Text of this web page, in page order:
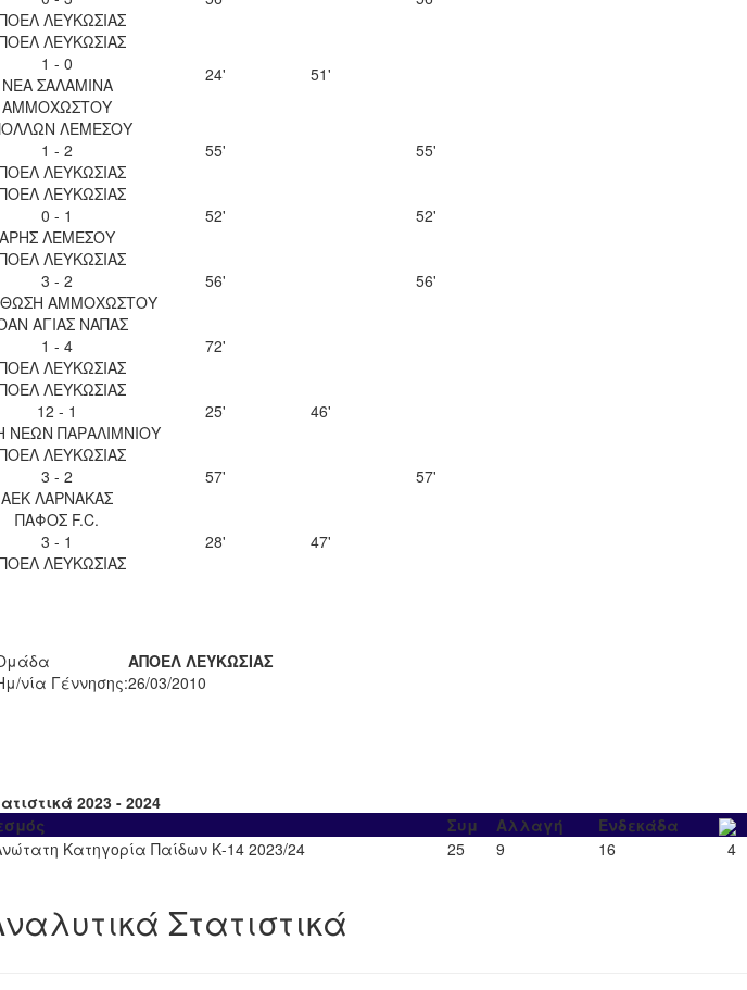
ΛΕΥΚΩΣΙΑΣ
ΛΕΥΚΩΣΙΑΣ
1 - 0
ΝΕΑ ΣΑΛΑΜΙΝΑ
ΑΜΜΟΧΩΣΤΟΥ
24' 51'
ΛΕΜΕΣΟΥ
1 - 2
ΛΕΥΚΩΣΙΑΣ
55' 55'
ΛΕΥΚΩΣΙΑΣ
0 - 1
ΑΡΗΣ ΛΕΜΕΣΟΥ
52'
52'
ΛΕΥΚΩΣΙΑΣ
3 - 2
ΑΜΜΟΧΩΣΤΟΥ
56'
56'
ΑΓΙΑΣ ΝΑΠΑΣ
1 - 4
ΛΕΥΚΩΣΙΑΣ
72'
ΛΕΥΚΩΣΙΑΣ
12 - 1
ΝΕΩΝ ΠΑΡΑΛΙΜΝΙΟΥ
25'
46'
ΛΕΥΚΩΣΙΑΣ
3 - 2
ΑΕΚ ΛΑΡΝΑΚΑΣ
57' 57'
ΠΑΦΟΣ F.C.
3 - 1
ΛΕΥΚΩΣΙΑΣ
28' 47'
ΑΠΟΕΛ ΛΕΥΚΩΣΙΑΣ
νία Γέννησης:26/03/2010
2023 - 2024
Συμ Αλλαγή Ενδεκάδα
Κατηγορία Παίδων Κ-14 2023/24
25 9 16 4
Στατιστικά